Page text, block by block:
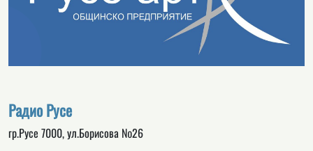
Радио Русе
гр.Русе 7000, ул.Борисова №26